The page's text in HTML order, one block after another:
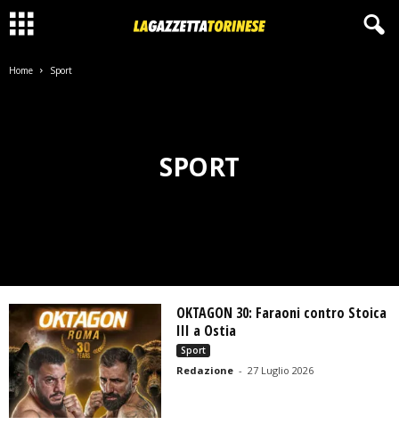
Home Sport
SPORT
OKTAGON 30: Faraoni contro Stoica
III a Ostia
Sport
Redazione - 27 Luglio 2026